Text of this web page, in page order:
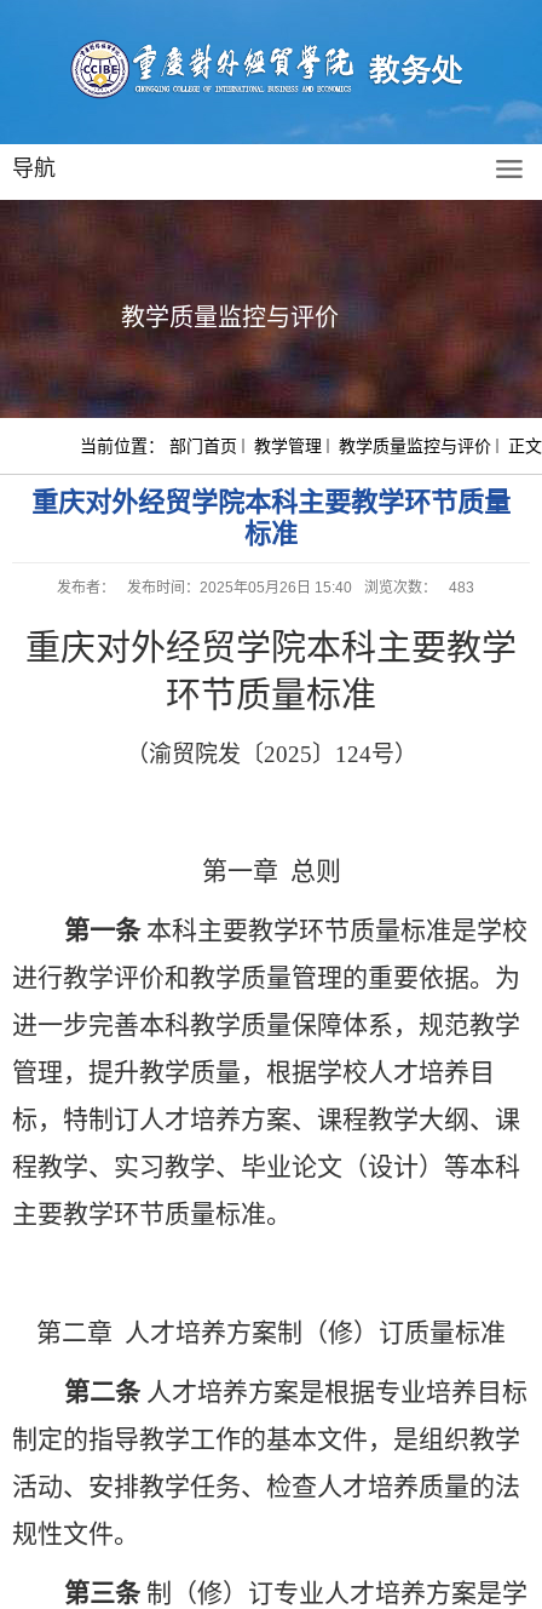
导航
教学质量监控与评价
当前位置： 部门首页 教学管理 教学质量监控与评价 正文
重庆对外经贸学院本科主要教学环节质量
标准
发布者： 发布时间：2025年05月26日 15:40 浏览次数： 483
重庆对外经贸学院本科主要教学
环节质量标准
（渝贸院发〔2025〕 124号）
第一章 总则
第一条 本科主要教学环节质量标准是学校
进行教学评价和教学质量管理的重要依据。为
进一步完善本科教学质量保障体系，规范教学
管理，提升教学质量，根据学校人才培养目
标，特制订人才培养方案、课程教学大纲、课
程教学、实习教学、毕业论文（设计）等本科
主要教学环节质量标准。
第二章 人才培养方案制（修）订质量标准
第二条 人才培养方案是根据专业培养目标
制定的指导教学工作的基本文件，是组织教学
活动、安排教学任务、检查人才培养质量的法
规性文件。
第三条 制（修）订专业人才培养方案是学